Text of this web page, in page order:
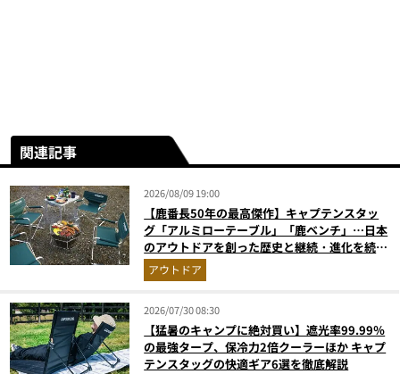
関連記事
2026/08/09 19:00
【鹿番長50年の最高傑作】キャプテンスタッ
グ「アルミローテーブル」「鹿ベンチ」…日本
のアウトドアを創った歴史と継続・進化を続け
る定番神ギア11選
アウトドア
2026/07/30 08:30
【猛暑のキャンプに絶対買い】遮光率99.99％
の最強タープ、保冷力2倍クーラーほか キャプ
テンスタッグの快適ギア6選を徹底解説